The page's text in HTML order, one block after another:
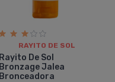
RAYITO DE SOL
Rayito De Sol
Bronzage Jalea
Bronceadora